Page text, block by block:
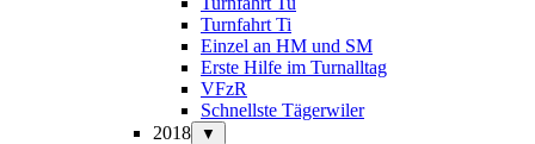
Turnfahrt Ti
Einzel an HM und SM
Erste Hilfe im Turnalltag
VFzR
Schnellste Tägerwiler
2018
▼